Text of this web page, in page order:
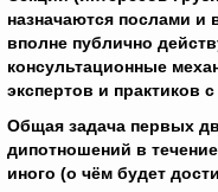
назначаются послами и
вполне публично
консультационные
экспертов и практиков
Общая задача первых
дипотношений в
иного (о чём будет